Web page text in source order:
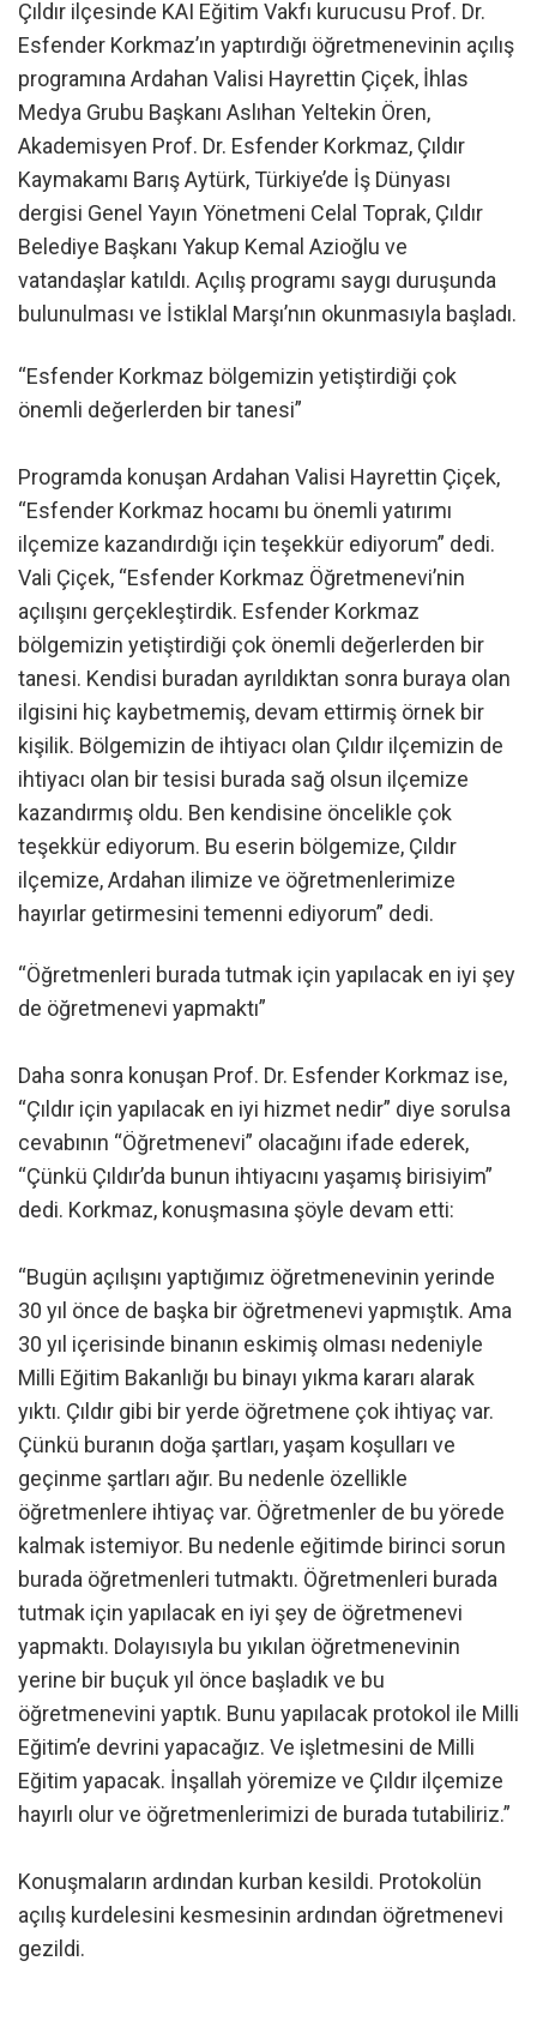
Çıldır ilçesinde KAI Eğitim Vakfı kurucusu Prof. Dr.
Esfender Korkmaz’ın yaptırdığı öğretmenevinin açılış
programına Ardahan Valisi Hayrettin Çiçek, İhlas
Medya Grubu Başkanı Aslıhan Yeltekin Ören,
Akademisyen Prof. Dr. Esfender Korkmaz, Çıldır
Kaymakamı Barış Aytürk, Türkiye’de İş Dünyası
dergisi Genel Yayın Yönetmeni Celal Toprak, Çıldır
Belediye Başkanı Yakup Kemal Azioğlu ve
vatandaşlar katıldı. Açılış programı saygı duruşunda
bulunulması ve İstiklal Marşı’nın okunmasıyla başladı.
“Esfender Korkmaz bölgemizin yetiştirdiği çok
önemli değerlerden bir tanesi”
Programda konuşan Ardahan Valisi Hayrettin Çiçek,
“Esfender Korkmaz hocamı bu önemli yatırımı
ilçemize kazandırdığı için teşekkür ediyorum” dedi.
Vali Çiçek, “Esfender Korkmaz Öğretmenevi’nin
açılışını gerçekleştirdik. Esfender Korkmaz
bölgemizin yetiştirdiği çok önemli değerlerden bir
tanesi. Kendisi buradan ayrıldıktan sonra buraya olan
ilgisini hiç kaybetmemiş, devam ettirmiş örnek bir
kişilik. Bölgemizin de ihtiyacı olan Çıldır ilçemizin de
ihtiyacı olan bir tesisi burada sağ olsun ilçemize
kazandırmış oldu. Ben kendisine öncelikle çok
teşekkür ediyorum. Bu eserin bölgemize, Çıldır
ilçemize, Ardahan ilimize ve öğretmenlerimize
hayırlar getirmesini temenni ediyorum” dedi.
“Öğretmenleri burada tutmak için yapılacak en iyi şey
de öğretmenevi yapmaktı”
Daha sonra konuşan Prof. Dr. Esfender Korkmaz ise,
“Çıldır için yapılacak en iyi hizmet nedir” diye sorulsa
cevabının “Öğretmenevi” olacağını ifade ederek,
“Çünkü Çıldır’da bunun ihtiyacını yaşamış birisiyim”
dedi. Korkmaz, konuşmasına şöyle devam etti:
“Bugün açılışını yaptığımız öğretmenevinin yerinde
30 yıl önce de başka bir öğretmenevi yapmıştık. Ama
30 yıl içerisinde binanın eskimiş olması nedeniyle
Milli Eğitim Bakanlığı bu binayı yıkma kararı alarak
yıktı. Çıldır gibi bir yerde öğretmene çok ihtiyaç var.
Çünkü buranın doğa şartları, yaşam koşulları ve
geçinme şartları ağır. Bu nedenle özellikle
öğretmenlere ihtiyaç var. Öğretmenler de bu yörede
kalmak istemiyor. Bu nedenle eğitimde birinci sorun
burada öğretmenleri tutmaktı. Öğretmenleri burada
tutmak için yapılacak en iyi şey de öğretmenevi
yapmaktı. Dolayısıyla bu yıkılan öğretmenevinin
yerine bir buçuk yıl önce başladık ve bu
öğretmenevini yaptık. Bunu yapılacak protokol ile Milli
Eğitim’e devrini yapacağız. Ve işletmesini de Milli
Eğitim yapacak. İnşallah yöremize ve Çıldır ilçemize
hayırlı olur ve öğretmenlerimizi de burada tutabiliriz.”
Konuşmaların ardından kurban kesildi. Protokolün
açılış kurdelesini kesmesinin ardından öğretmenevi
gezildi.